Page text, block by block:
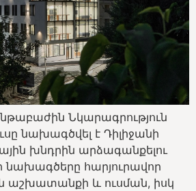
Նկարագրություն
նախագծվել է Դիլիջանի
խնդրին արձագանքելու
նախագծերը հարյուրավոր
աշխատանքի և ուսման, իսկ